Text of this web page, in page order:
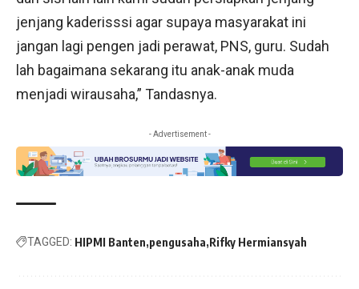
jenjang kaderisssi agar supaya masyarakat ini
jangan lagi pengen jadi perawat, PNS, guru. Sudah
lah bagaimana sekarang itu anak-anak muda
menjadi wirausaha,” Tandasnya.
- Advertisement -
TAGGED: HIPMI Banten pengusaha Rifky Hermiansyah